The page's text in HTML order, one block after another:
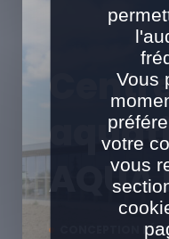
CONCEPTION
AQUA
Vous
votre
vous